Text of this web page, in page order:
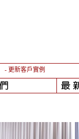
- 更新客戶實例